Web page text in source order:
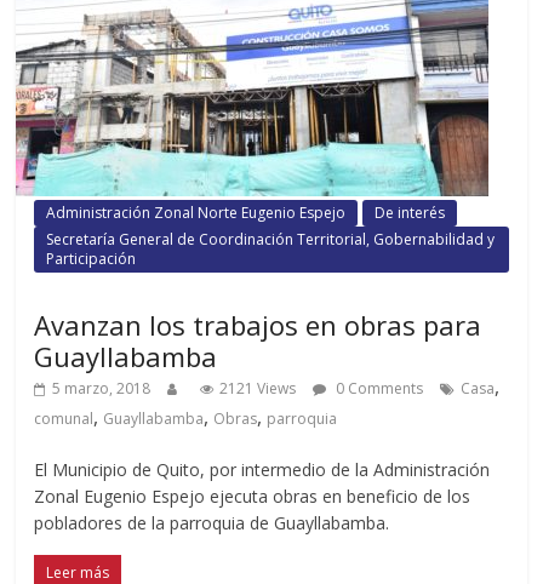
Administración Zonal Norte Eugenio Espejo
De interés
Secretaría General de Coordinación Territorial, Gobernabilidad y
Participación
Avanzan los trabajos en obras para
Guayllabamba
5 marzo, 2018 2121 Views 0 Comments Casa,
comunal, Guayllabamba, Obras, parroquia
El Municipio de Quito, por intermedio de la Administración
Zonal Eugenio Espejo ejecuta obras en beneficio de los
pobladores de la parroquia de Guayllabamba.
Leer más